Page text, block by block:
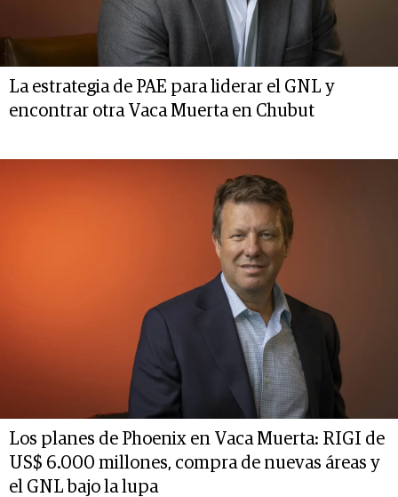
La estrategia de PAE para liderar el GNL y
encontrar otra Vaca Muerta en Chubut
Los planes de Phoenix en Vaca Muerta: RIGI de
US$ 6.000 millones, compra de nuevas áreas y
el GNL bajo la lupa